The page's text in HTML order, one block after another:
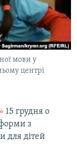
мови у
центрі
15 грудня о
з
для дітей